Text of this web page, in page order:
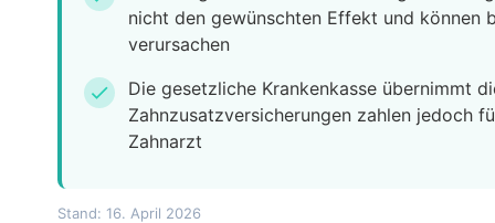
nicht den gewünschten Effekt und können
verursachen
check
Die gesetzliche Krankenkasse übernimmt
Zahnzusatzversicherungen zahlen jedoch
Zahnarzt
Stand: 16. April 2026